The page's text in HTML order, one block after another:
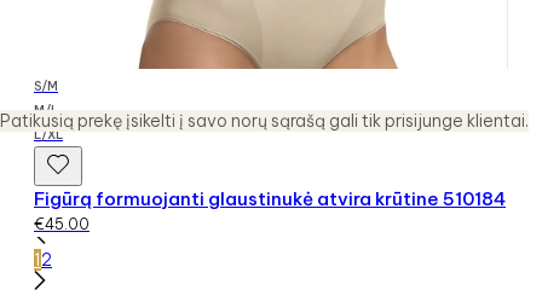
Patikusią prekę įsikelti į savo norų sąrašą gali tik prisijunge klientai.
S/M
M/L
L/XL
Figūrą formuojanti glaustinukė atvira krūtine 510184
€45.00
12